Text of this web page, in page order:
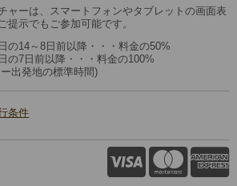
ャーは、スマートフォンやタブレットの画面表
提示でもご参加可能です。
の14～8日前以降・・・料金の50%
の7日前以降・・・料金の100%
出発地の標準時間)
条件